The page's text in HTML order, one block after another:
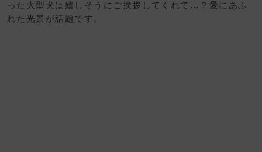
った大型犬は嬉しそうにご挨拶してくれて…？愛にあふ
れた光景が話題です。